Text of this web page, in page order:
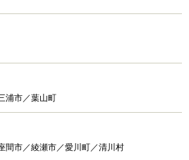
浦市／葉山町
間市／綾瀬市／愛川町／清川村